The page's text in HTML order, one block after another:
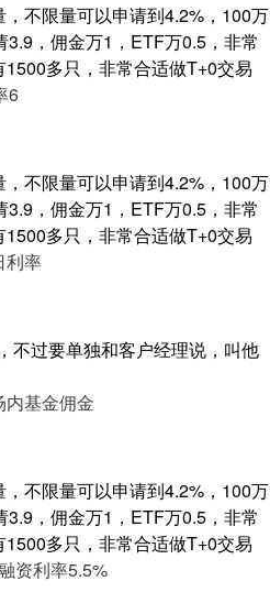
不限量可以申请到4.2%，100万
，佣金万1，ETF万0.5，非常
多只，非常合适做T+0交易
6
不限量可以申请到4.2%，100万
，佣金万1，ETF万0.5，非常
多只，非常合适做T+0交易
利率
不过要单独和客户经理说，叫他
内基金佣金
不限量可以申请到4.2%，100万
，佣金万1，ETF万0.5，非常
多只，非常合适做T+0交易
资利率5.5%